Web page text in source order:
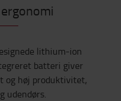
lithium-ion
batteri giver
og høj produktivitet,
udendørs.